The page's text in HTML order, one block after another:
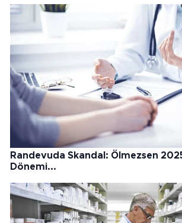
Randevuda Skandal: Ölmezsen
Dönemi...